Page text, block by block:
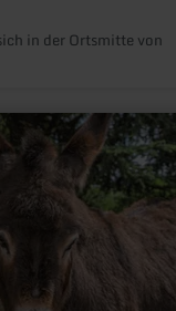
in der Ortsmitte von